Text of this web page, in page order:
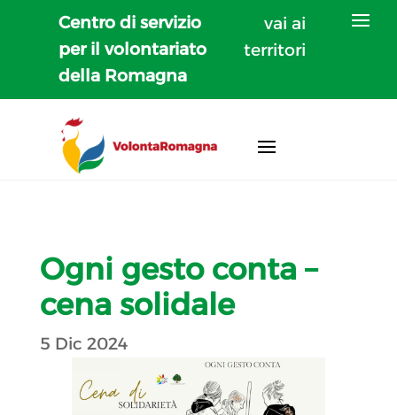
Centro di servizio
per il volontariato
della Romagna
vai ai
territori
Ogni gesto conta –
cena solidale
5 Dic 2024